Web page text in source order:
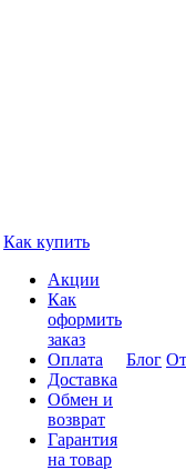
Как купить
Акции
Как
оформить
заказ
Оплата
Доставка
Обмен и
возврат
Гарантия
на товар
Блог